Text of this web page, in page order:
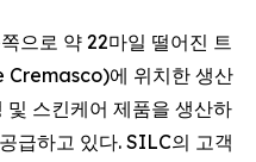
으로 약 22마일 떨어진 트
Cremasco)에 위치한 생산
스킨케어 제품을 생산하
급하고 있다. SILC의 고객